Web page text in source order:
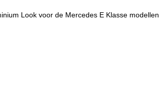
Look voor de Mercedes E Klasse modellen